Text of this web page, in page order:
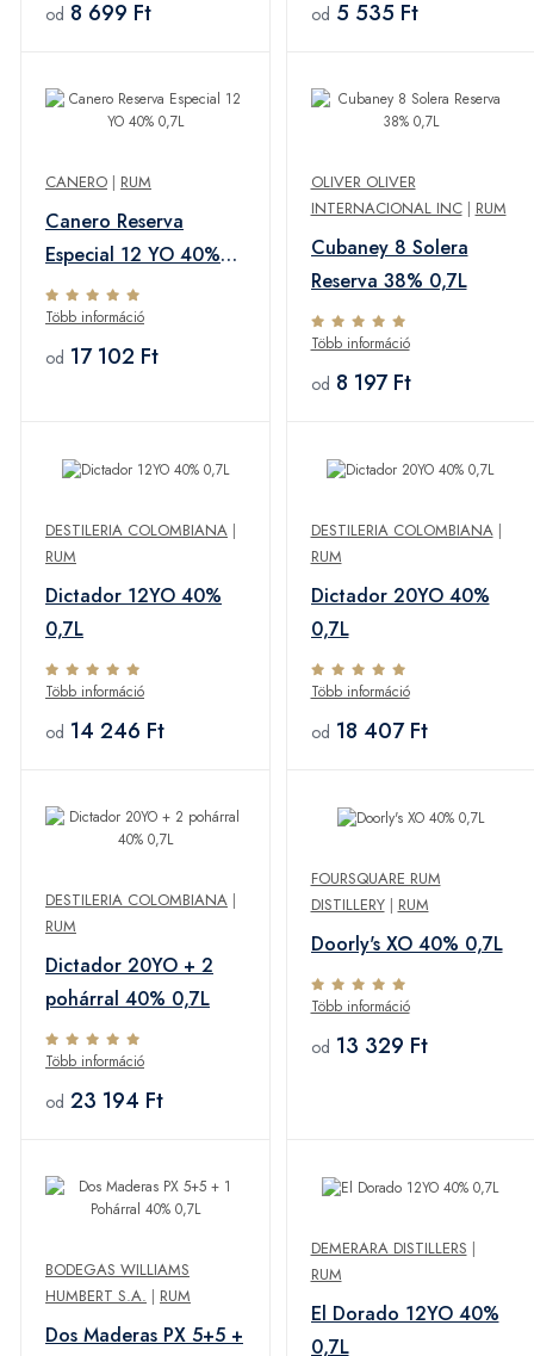
od 8 699 Ft od 5 535 Ft
CANERO | RUM
Canero Reserva
Especial 12 YO 40%
0,7L
Több információ
od 17 102 Ft
OLIVER OLIVER
INTERNACIONAL INC| RUM
Cubaney 8 Solera
Reserva 38% 0,7L
Több információ
od 8 197 Ft
DESTILERIA COLOMBIANA |
RUM
Dictador 12YO 40%
0,7L
Több információ
od 14 246 Ft
DESTILERIA COLOMBIANA|
RUM
Dictador 20YO 40%
0,7L
Több információ
od 18 407 Ft
DESTILERIA COLOMBIANA |
RUM
Dictador 20YO + 2
pohárral 40% 0,7L
Több információ
od 23 194 Ft
FOURSQUARE RUM
DISTILLERY| RUM
Doorly's XO 40% 0,7L
Több információ
od 13 329 Ft
BODEGAS WILLIAMS
HUMBERT S.A. | RUM
Dos Maderas PX 5+5 +
DEMERARA DISTILLERS |
RUM
El Dorado 12YO 40%
0,7L